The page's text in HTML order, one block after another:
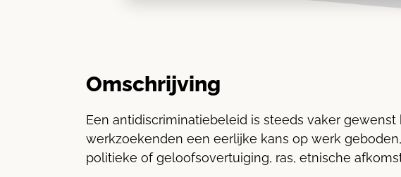
Omschrijving
Een antidiscriminatiebeleid is steeds vaker
werkzoekenden een eerlijke kans op werk
politieke of geloofsovertuiging, ras, etnische